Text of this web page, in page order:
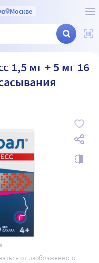
в Москве
1,5 мг + 5 мг 16
от изображённого